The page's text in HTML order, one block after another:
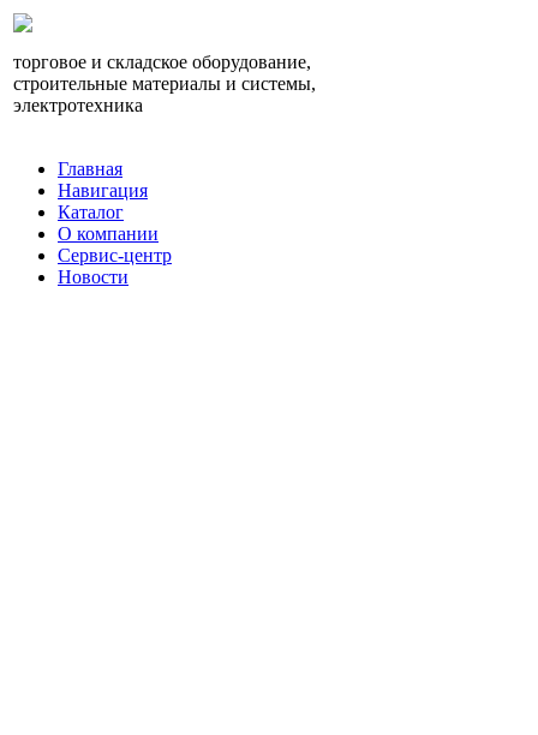
торговое и складское оборудование,
строительные материалы и системы,
электротехника
Главная
Навигация
Каталог
О компании
Сервис-центр
Новости